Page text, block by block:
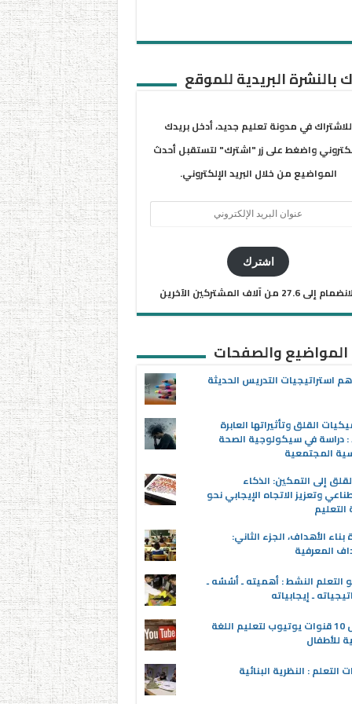
بالنشرة البريدية للموقع
للاشتراك في مدونة تعليم جديد، أدخل بريدك
واضغط على زر "اشترك" لتستقبل أحدث
المواضيع من خلال البريد الإلكتروني.
اشترك
إلى 27.6 من آلاف المشتركين الآخرين
المواضيع والصفحات
استراتيجيات التدريس الحديثة
القلق وتأثيراتها العابرة
: دراسة في سيكولوجية الصحة
المجتمعية
إلى التمكين: الذكاء
وتعزيز الاتجاه الإيجابي نحو
بناء الأهداف، الجزء الثاني:
المعرفية
التعلم النشط : أهميته ـ أسُسُه ـ
ـ إيجابياته
أفضل 10 قنوات يوتيوب لتعليم اللغة
للأطفال
التعلم : النظرية البنائية